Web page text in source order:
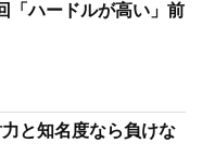
「ハードルが高い」前
と知名度なら負けな